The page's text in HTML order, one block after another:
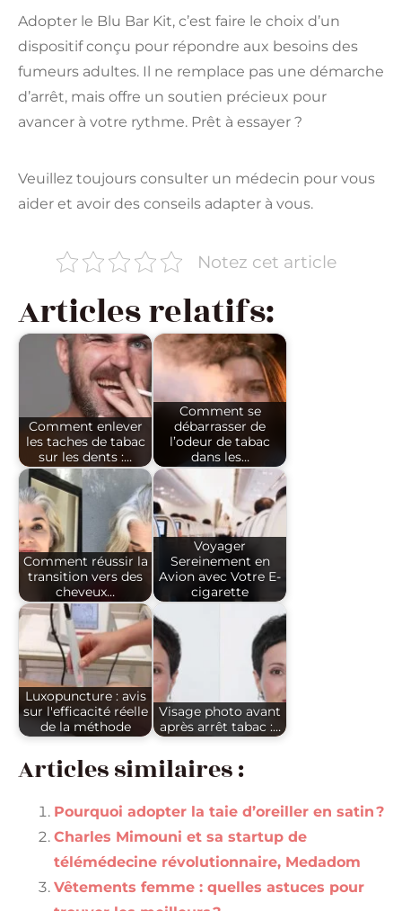
Adopter le Blu Bar Kit, c’est faire le choix d’un
dispositif conçu pour répondre aux besoins des
fumeurs adultes. Il ne remplace pas une démarche
d’arrêt, mais offre un soutien précieux pour
avancer à votre rythme. Prêt à essayer ?
Veuillez toujours consulter un médecin pour vous
aider et avoir des conseils adapter à vous.
Notez cet article
Articles relatifs:
Comment enlever
les taches de tabac
sur les dents :…
Comment se
débarrasser de
l’odeur de tabac
dans les…
Comment réussir la
transition vers des
cheveux…
Voyager
Sereinement en
Avion avec Votre E-
cigarette
Luxopuncture : avis
sur l'efficacité réelle
de la méthode
Visage photo avant
après arrêt tabac :…
Articles similaires :
Pourquoi adopter la taie d’oreiller en satin ?
Charles Mimouni et sa startup de
télémédecine révolutionnaire, Medadom
Vêtements femme : quelles astuces pour